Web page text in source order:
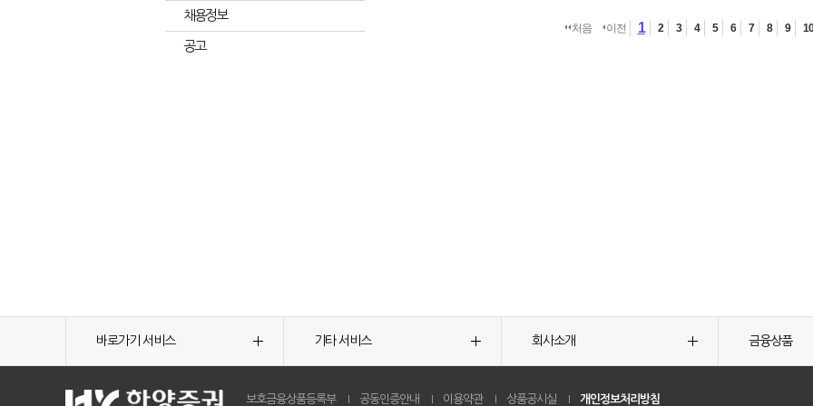
채용정보
공고
처음 이전 1 2 3 4 5 6 7 8 9 10
바로가기 서비스 기타 서비스 회사소개 금융상품
보호금융상품등록부 공동인증안내 이용약관 상품공시실 개인정보처리방침